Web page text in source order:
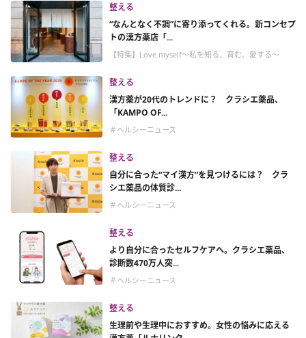
整える
“なんとなく不調”に寄り添ってくれる。新コンセプ
トの漢方薬店「...
【特集】Love myself～私を知る、育む、愛する～
整える
漢方薬が20代のトレンドに？ クラシエ薬品、
「KAMPO OF...
＃ヘルシーニュース
整える
自分に合った“マイ漢方”を見つけるには？ クラ
シエ薬品の体質診...
＃ヘルシーニュース
整える
より自分に合ったセルフケアへ。クラシエ薬品、
診断数470万人突...
＃ヘルシーニュース
整える
生理前や生理中におすすめ。女性の悩みに応える